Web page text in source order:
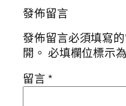
發佈留言
發佈留言必須填寫
開。 必填欄位標示為
留言*